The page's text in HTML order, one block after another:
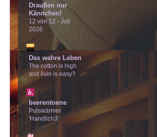
Draußen nur
Kännchen!
12 von 12 - Juli
2026
Das wahre Leben
The cotton is high
and livin is easy?
beerentoene
Pulswärmer
'Handlich3'